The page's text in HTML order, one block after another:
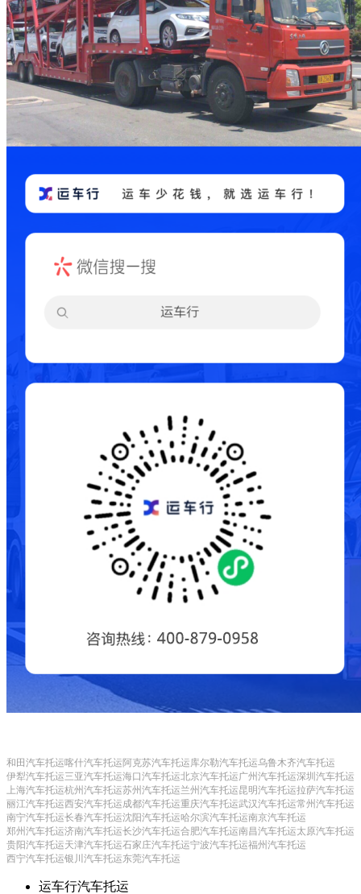
和田汽车托运喀什汽车托运阿克苏汽车托运库尔勒汽车托运乌鲁木齐汽车托运
伊犁汽车托运三亚汽车托运海口汽车托运北京汽车托运广州汽车托运深圳汽车托运
上海汽车托运杭州汽车托运苏州汽车托运兰州汽车托运昆明汽车托运拉萨汽车托运
丽江汽车托运西安汽车托运成都汽车托运重庆汽车托运武汉汽车托运常州汽车托运
南宁汽车托运长春汽车托运沈阳汽车托运哈尔滨汽车托运南京汽车托运
郑州汽车托运济南汽车托运长沙汽车托运合肥汽车托运南昌汽车托运太原汽车托运
贵阳汽车托运天津汽车托运石家庄汽车托运宁波汽车托运福州汽车托运
西宁汽车托运银川汽车托运东莞汽车托运
运车行汽车托运